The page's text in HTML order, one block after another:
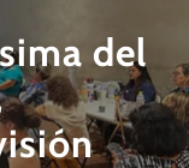
del